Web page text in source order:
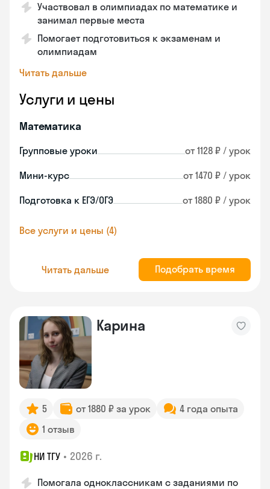
Участвовал в олимпиадах по математике и
занимал первые места
Помогает подготовиться к экзаменам и
олимпиадам
Читать дальше
Услуги и цены
Математика
Групповые уроки от 1128 ₽ / урок
Мини-курс от 1470 ₽ / урок
Подготовка к ЕГЭ/ОГЭ от 1880 ₽ / урок
Все услуги и цены (4)
Читать дальше Подобрать время
Карина
5 от 1880 ₽ за урок
4 года опыта
1 отзыв
НИ ТГУ • 2026 г.
Помогала одноклассникам с заданиями по